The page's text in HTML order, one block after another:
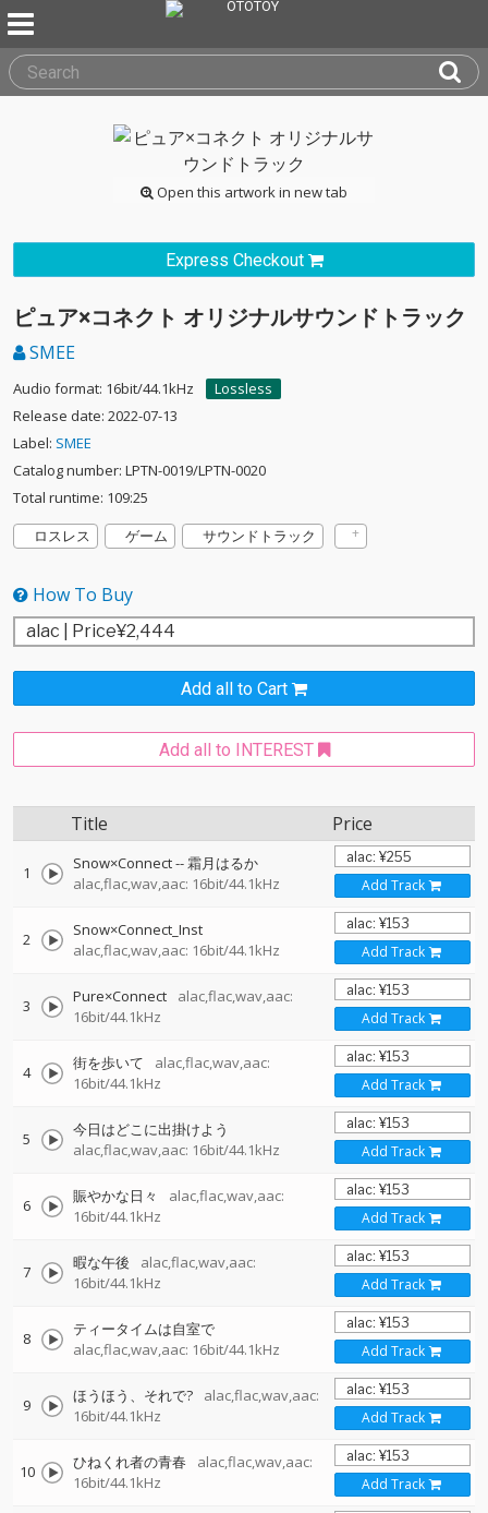
Open this artwork in new tab
Express Checkout
ピュア×コネクト オリジナルサウンドトラック
SMEE
Audio format: 16bit/44.1kHz
Lossless
Release date: 2022-07-13
Label: SMEE
Catalog number: LPTN-0019/LPTN-0020
Total runtime: 109:25
ロスレス
ゲーム サウンドトラック
How To Buy
Add all to Cart
Add all to INTEREST
Title Price
1 Snow×Connect--霜月はるか
alac,flac,wav,aac: 16bit/44.1kHz
Add Track
2
Snow×Connect_Inst
alac,flac,wav,aac: 16bit/44.1kHz
Add Track
3 Pure×Connect
alac,flac,wav,aac:
16bit/44.1kHz
Add Track
4 街を歩いて
alac,flac,wav,aac:
16bit/44.1kHz
Add Track
5
今日はどこに出掛けよう
alac,flac,wav,aac: 16bit/44.1kHz
Add Track
6 賑やかな日々
alac,flac,wav,aac:
16bit/44.1kHz
Add Track
7 暇な午後
alac,flac,wav,aac:
16bit/44.1kHz
Add Track
8
ティータイムは自室で
alac,flac,wav,aac: 16bit/44.1kHz
Add Track
9 ほうほう、それで?
alac,flac,wav,aac:
16bit/44.1kHz
Add Track
10 ひねくれ者の青春
alac,flac,wav,aac:
16bit/44.1kHz
Add Track